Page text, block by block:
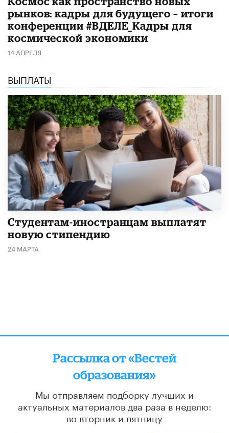
рынков: кадры для будущего – итоги
конференции #ВДЕЛЕ_Кадры для
космической экономики
14 АПРЕЛЯ
ВЫПЛАТЫ
Студентам-иностранцам выплатят
новую стипендию
24 МАРТА
Рассылка от «Вестей
образования»
Мы отправляем подборку лучших и
актуальных материалов два раза в неделю:
во вторник и пятницу